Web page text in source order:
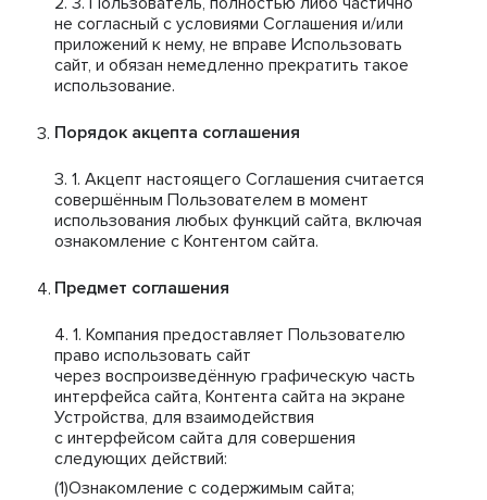
не согласный с условиями Соглашения и/или
приложений к нему, не вправе Использовать
сайт, и обязан немедленно прекратить такое
использование.
Порядок акцепта соглашения
Акцепт настоящего Соглашения считается
совершённым Пользователем в момент
использования любых функций сайта, включая
ознакомление с Контентом сайта.
Предмет соглашения
Компания предоставляет Пользователю
право использовать сайт
через воспроизведённую графическую часть
интерфейса сайта, Контента сайта на экране
Устройства, для взаимодействия
с интерфейсом сайта для совершения
следующих действий:
Ознакомление с содержимым сайта;